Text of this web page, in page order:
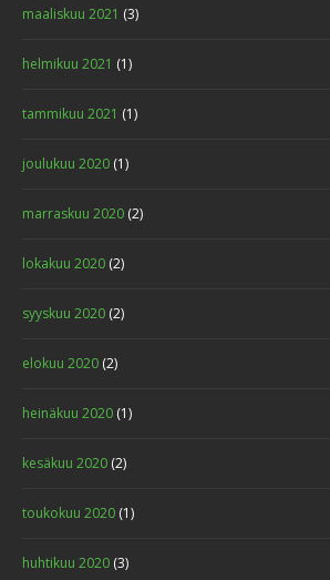
maaliskuu 2021 (3)
helmikuu 2021 (1)
tammikuu 2021 (1)
joulukuu 2020 (1)
marraskuu 2020 (2)
lokakuu 2020 (2)
syyskuu 2020 (2)
elokuu 2020 (2)
heinäkuu 2020 (1)
kesäkuu 2020 (2)
toukokuu 2020 (1)
huhtikuu 2020 (3)